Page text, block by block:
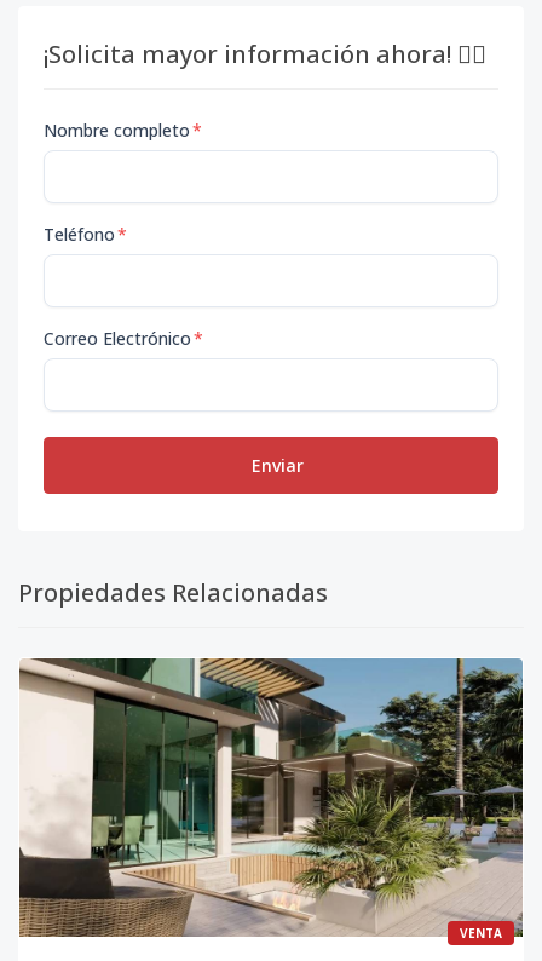
¡Solicita mayor información ahora! 👇🏽
Nombre completo*
Teléfono*
Correo Electrónico*
Enviar
Propiedades Relacionadas
VENTA